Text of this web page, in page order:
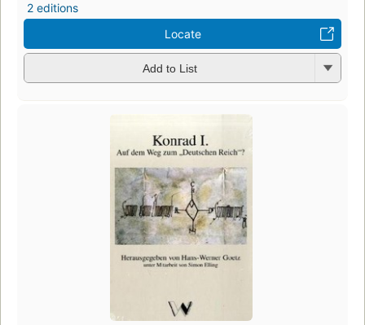
2 editions
Locate
Add to List